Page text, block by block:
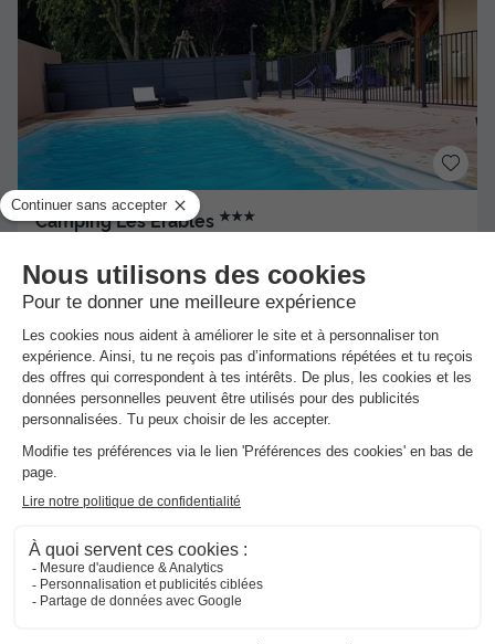
Camping Les Erables ★★★
-Voir sur la carte
Avis TripAdvisor
35 avis
Avis clients
9/10
Point Wifi gratuit Piscine extérieure chauffée
TENTE 5 personnes - LODGES BALY sans sanitaires
290 €
Voir l'hébergement